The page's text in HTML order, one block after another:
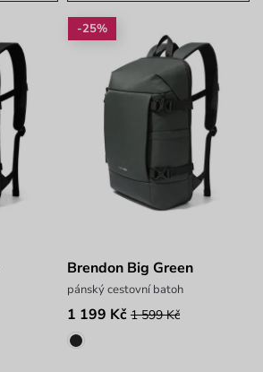
-25%
Brendon Big Green
pánský cestovní batoh
1 199 Kč 1 599 Kč